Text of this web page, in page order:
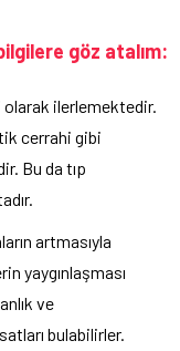
göz atalım:
olarak ilerlemektedir.
cerrahi gibi
Bu da tıp
artmasıyla
yaygınlaşması
ve
bulabilirler.